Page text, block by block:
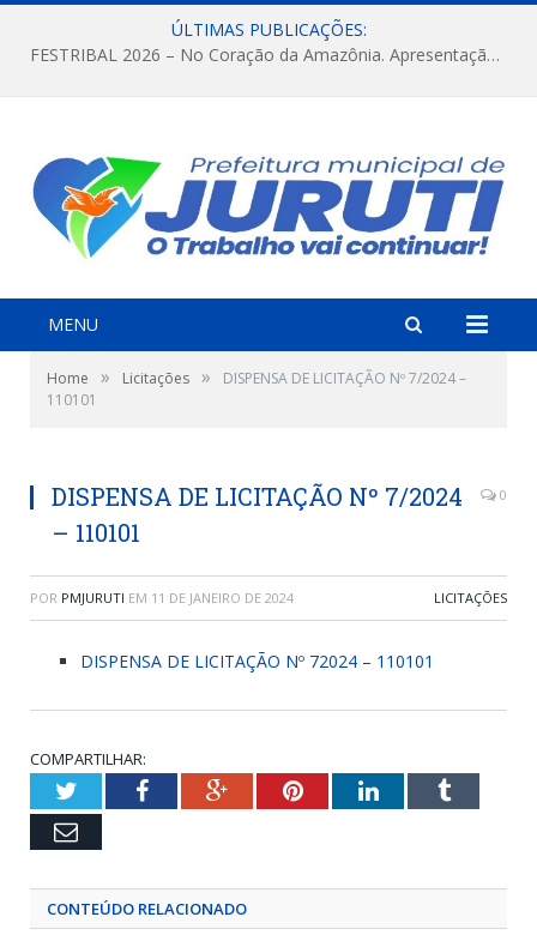
ÚLTIMAS PUBLICAÇÕES:
FESTRIBAL 2026 – No Coração da Amazônia. Apresentação da Munduruku.
MENU
Home » Licitações »
DISPENSA DE LICITAÇÃO Nº 7/2024 –
110101
DISPENSA DE LICITAÇÃO Nº 7/2024
– 110101
0
POR PMJURUTI EM 11 DE JANEIRO DE 2024 LICITAÇÕES
DISPENSA DE LICITAÇÃO Nº 72024 – 110101
COMPARTILHAR:
TwitterFacebookGoogle+PinterestLinkedInTumblr
Email
CONTEÚDO RELACIONADO